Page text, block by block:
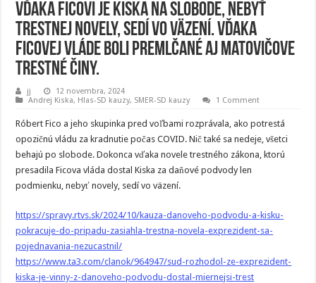
Vďaka Ficovi je Kiska na slobode, nebyť
trestnej novely, sedí vo väzení. Vďaka
Ficovej vláde boli premlčané aj Matovičove
trestné činy.
jj
12 novembra, 2024
Andrej Kiska, Hlas-SD kauzy, SMER-SD kauzy 1 Comment
Róbert Fico a jeho skupinka pred voľbami rozprávala, ako potrestá
opozičnú vládu za kradnutie počas COVID. Nič také sa nedeje, všetci
behajú po slobode. Dokonca vďaka novele trestného zákona, ktorú
presadila Ficova vláda dostal Kiska za daňové podvody len
podmienku, nebyť novely, sedí vo väzení.
https://spravy.rtvs.sk/2024/10/kauza-danoveho-podvodu-a-kisku-
pokracuje-do-pripadu-zasiahla-trestna-novela-exprezident-sa-
pojednavania-nezucastnil/
https://www.ta3.com/clanok/964947/sud-rozhodol-ze-exprezident-
kiska-je-vinny-z-danoveho-podvodu-dostal-miernejsi-trest